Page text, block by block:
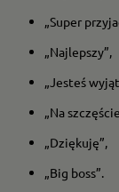
„Super
„Najlepszy”,
„Jesteś
„Na
„Dziękuję”,
„Big boss”.